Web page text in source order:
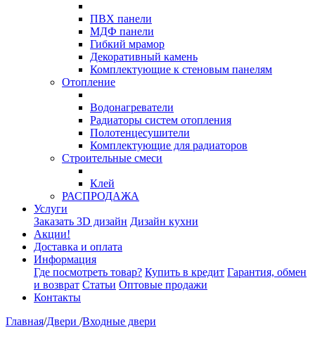
ПВХ панели
МДФ панели
Гибкий мрамор
Декоративный камень
Комплектующие к стеновым панелям
Отопление
Водонагреватели
Радиаторы систем отопления
Полотенцесушители
Комплектующие для радиаторов
Строительные смеси
Клей
РАСПРОДАЖА
Услуги
Заказать 3D дизайн Дизайн кухни
Акции!
Доставка и оплата
Информация
Где посмотреть товар? Купить в кредит Гарантия, обмен
и возврат Статьи Оптовые продажи
Контакты
Главная/Двери /Входные двери